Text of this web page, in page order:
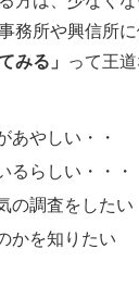
務所や興信所
みる」 って王道
あやしい・・
るらしい・・・
の調査をしたい
かを知りたい